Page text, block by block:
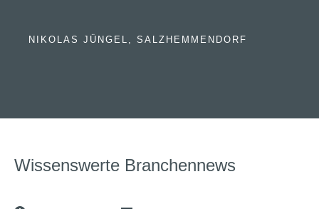
NIKOLAS JÜNGEL, SALZHEMMENDORF
Wissenswerte Branchennews